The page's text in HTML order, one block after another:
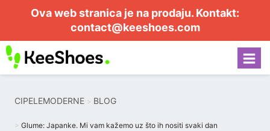
Ova web stranica je na prodaju. Kontakt:
contact@keeshoes.com
CIPELEMODERNE BLOG
Glume: Japanke. Mi vam kažemo uz što ih nositi svaki dan